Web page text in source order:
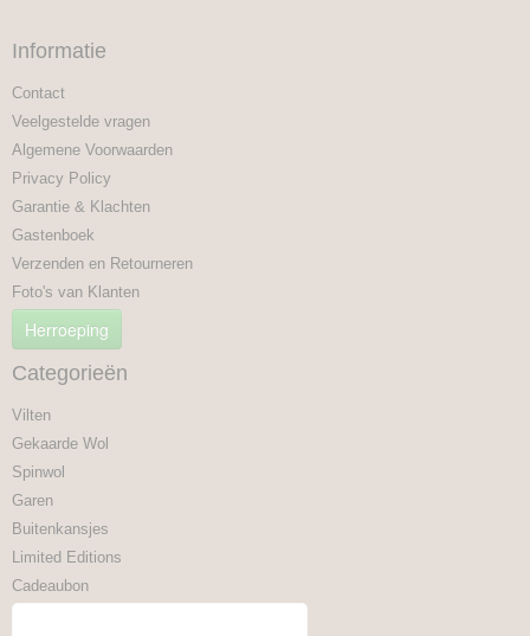
Informatie
Contact
Veelgestelde vragen
Algemene Voorwaarden
Privacy Policy
Garantie & Klachten
Gastenboek
Verzenden en Retourneren
Foto's van Klanten
Herroeping
Categorieën
Vilten
Gekaarde Wol
Spinwol
Garen
Buitenkansjes
Limited Editions
Cadeaubon